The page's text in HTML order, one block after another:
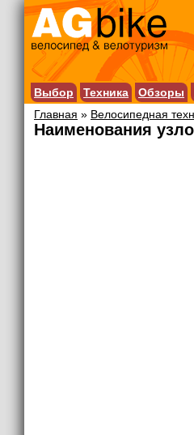
Выбор Техника Обзоры
Главная » Велосипедная
Наименования